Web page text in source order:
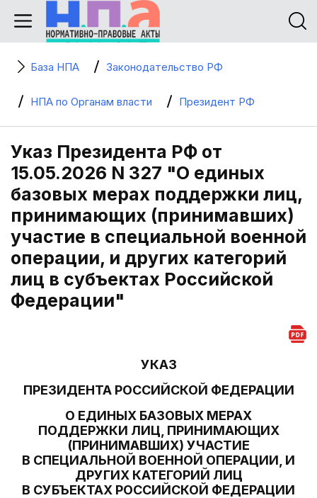
База НПА Законодательство РФ
НПА по Органам власти Президент РФ
Указ Президента РФ от
15.05.2026 N 327 "О единых
базовых мерах поддержки лиц,
принимающих (принимавших)
участие в специальной военной
операции, и других категорий
лиц в субъектах Российской
Федерации"
УКАЗ
ПРЕЗИДЕНТА РОССИЙСКОЙ ФЕДЕРАЦИИ
О ЕДИНЫХ БАЗОВЫХ МЕРАХ
ПОДДЕРЖКИ ЛИЦ, ПРИНИМАЮЩИХ
(ПРИНИМАВШИХ) УЧАСТИЕ
В СПЕЦИАЛЬНОЙ ВОЕННОЙ ОПЕРАЦИИ, И
ДРУГИХ КАТЕГОРИЙ ЛИЦ
В СУБЪЕКТАХ РОССИЙСКОЙ ФЕДЕРАЦИИ